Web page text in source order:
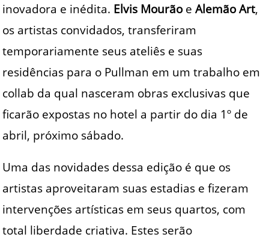
inovadora e inédita. Elvis MourãoeAlemão Art,
os artistas convidados, transferiram
temporariamente seus ateliês e suas
residências para o Pullman em um trabalho em
collab da qual nasceram obras exclusivas que
ficarão expostas no hotel a partir do dia 1º de
abril, próximo sábado.
Uma das novidades dessa edição é que os
artistas aproveitaram suas estadias e fizeram
intervenções artísticas em seus quartos, com
total liberdade criativa. Estes serão